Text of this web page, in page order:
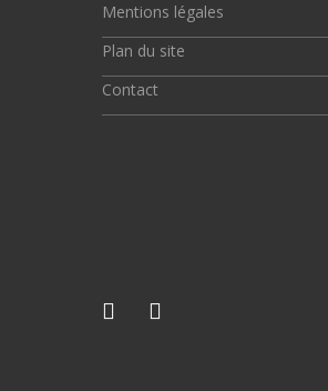
Mentions légales
Plan du site
Contact